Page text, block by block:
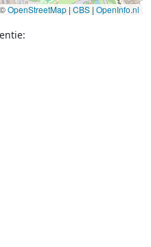
©OpenStreetMap | CBS| OpenInfo.nl